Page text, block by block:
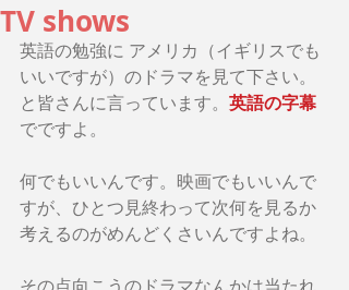
TV shows
英語の勉強に アメリカ（イギリスでも
いいですが）のドラマを見て下さい。
と皆さんに言っています。 英語の字幕
でですよ。
何でもいいんです。映画でもいいんで
すが、ひとつ見終わって次何を見るか
考えるのがめんどくさいんですよね。
その点向こうのドラマなんかは当たれ